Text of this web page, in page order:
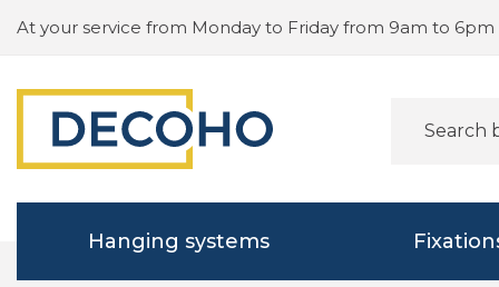
At your service from Monday to Friday from 9am to 6pm
Hanging systems